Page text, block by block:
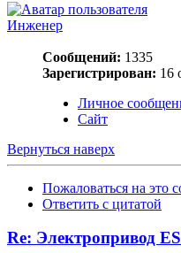
Инженер
Сообщений: 1335
Зарегистрирован: 16
Личное
Сайт
Вернуться наверх
Пожаловаться на это
Ответить с цитатой
Re: Электропривод